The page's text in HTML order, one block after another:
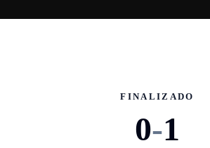
FINALIZADO
0-1